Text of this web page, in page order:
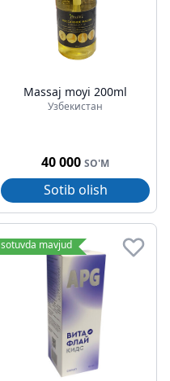
Massaj moyi 200ml
Узбекистан
40 000 SO'M
Sotib olish
sotuvda mavjud